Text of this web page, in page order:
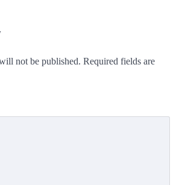
not be published. Required fields are